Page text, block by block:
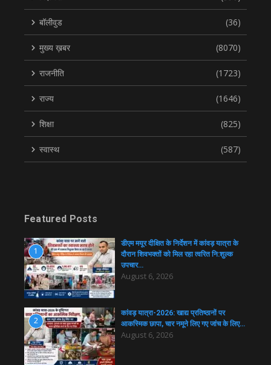
बॉलीवुड (36)
मुख्य ख़बर (8070)
राजनीति (1723)
राज्य (1646)
शिक्षा (825)
स्वास्थ (587)
Featured Posts
1
डीएम मयूर दीक्षित के निर्देशन में कांवड़ यात्रा के
दौरान शिवभक्तों को मिल रहा त्वरित नि:शुल्क
उपचार…
August 6, 2026
2
कांवड़ यात्रा-2026: खाद्य प्रतिष्ठानों पर
आकस्मिक छापा, चार नमूने लिए गए जांच के लिए…
August 6, 2026